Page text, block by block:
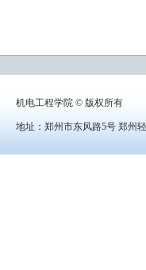
机电工程学院 © 版权所有
地址：郑州市东风路5号 郑州